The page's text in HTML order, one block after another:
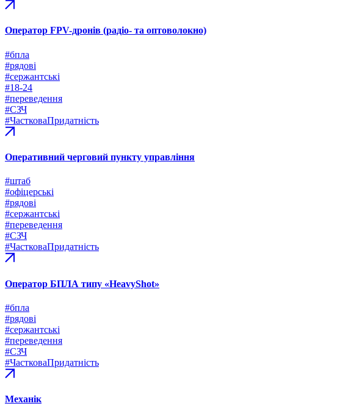
Оператор FPV-дронів (радіо- та оптоволокно)
#бпла
#рядові
#сержантські
#18-24
#переведення
#СЗЧ
#ЧастковаПридатність
Оперативний черговий пункту управління
#штаб
#офіцерські
#рядові
#сержантські
#переведення
#СЗЧ
#ЧастковаПридатність
Оператор БПЛА типу «HeavyShot»
#бпла
#рядові
#сержантські
#переведення
#СЗЧ
#ЧастковаПридатність
Механік